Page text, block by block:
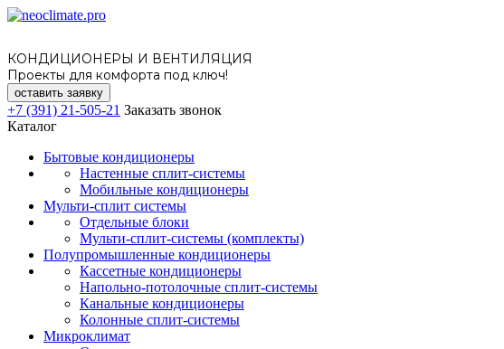
КОНДИЦИОНЕРЫ И ВЕНТИЛЯЦИЯ
Проекты для комфорта под ключ!
оставить заявку
+7 (391) 21-505-21 Заказать звонок
Каталог
Бытовые кондиционеры
Настенные сплит-системы
Мобильные кондиционеры
Мульти-сплит системы
Отдельные блоки
Мульти-сплит-системы (комплекты)
Полупромышленные кондиционеры
Кассетные кондиционеры
Напольно-потолочные сплит-системы
Канальные кондиционеры
Колонные сплит-системы
Микроклимат